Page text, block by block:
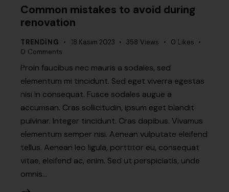
Common mistakes to avoid during
renovation
TRENDING 18 Kasım 2023 358 Views 0 Likes
0 Comments
Proin faucibus nec mauris a sodales, sed
elementum mi tincidunt. Sed eget viverra egestas
nisi in consequat. Fusce sodales augue a
accumsan. Cras sollicitudin, ipsum eget blandit
pulvinar. Integer tincidunt. Cras dapibus. Vivamus
elementum semper nisi. Aenean vulputate eleifend
tellus. Aenean leo ligula, porttitor eu, consequat
vitae, eleifend ac, enim. Sed ut perspiciatis, unde
omnis…